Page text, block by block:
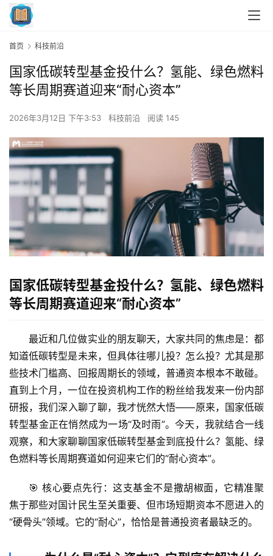
首页 科技前沿
国家低碳转型基金投什么？氢能、绿色燃料
等长周期赛道迎来“耐心资本”
2026年3月12日 下午3:53 科技前沿 阅读 145
国家低碳转型基金投什么？氢能、绿色燃料
等长周期赛道迎来“耐心资本”
最近和几位做实业的朋友聊天，大家共同的焦虑是：都
知道低碳转型是未来，但具体往哪儿投？怎么投？尤其是那
些技术门槛高、回报周期长的领域，普通资本根本不敢碰。
直到上个月，一位在投资机构工作的粉丝给我发来一份内部
研报，我们深入聊了聊，我才恍然大悟——原来， 国家低碳
转型基金正在悄然成为一场“及时雨”。今天，我就结合一线
观察，和大家聊聊国家低碳转型基金到底投什么？氢能、绿
色燃料等长周期赛道如何迎来它们的“耐心资本”。
🎯 核心要点先行 ：这支基金不是撒胡椒面，它精准聚
焦于那些对国计民生至关重要、但市场短期资本不愿进入的
“硬骨头”领域。它的“耐心”，恰恰是普通投资者最缺乏的。